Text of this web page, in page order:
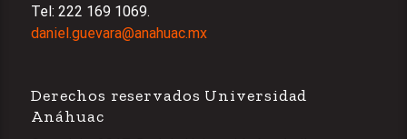
Tel: 222 169 1069.
daniel.guevara@anahuac.mx
Derechos reservados Universidad
Anáhuac